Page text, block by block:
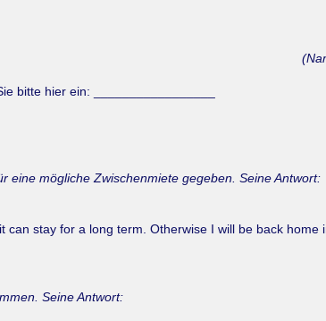
bitte hier ein: _________________
eine mögliche Zwischenmiete gegeben. Seine Antwort:
stay for a long term. Otherwise I will be back home
Seine Antwort: